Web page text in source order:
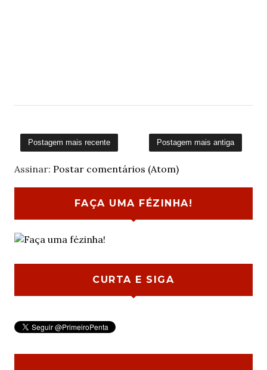
Postagem mais recente Postagem mais antiga
Assinar: Postar comentários (Atom)
FAÇA UMA FÉZINHA!
CURTA E SIGA